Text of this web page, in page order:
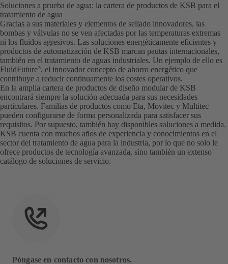
Soluciones a prueba de agua: la cartera de productos de KSB para el
tratamiento de agua
Gracias a sus materiales y elementos de sellado innovadores, las
bombas y válvulas no se ven afectadas por las temperaturas extremas
ni los fluidos agresivos. Las soluciones energéticamente eficientes y
productos de automatización de KSB marcan pautas internacionales,
también en el tratamiento de aguas industriales. Un ejemplo de ello es
FluidFuture® , el innovador concepto de ahorro energético que
contribuye a reducir continuamente los costes operativos.
En la amplia cartera de productos de diseño modular de KSB
encontrará siempre la solución adecuada para sus necesidades
particulares. Familias de productos como Eta, Movitec y Multitec
pueden configurarse de forma personalizada para satisfacer sus
requisitos. Por supuesto, también hay disponibles soluciones a medida.
KSB cuenta con muchos años de experiencia y conocimientos en el
sector del tratamiento de agua para la industria, por lo que no solo le
ofrece productos de tecnología avanzada, sino también un extenso
catálogo de soluciones de servicio.
Póngase en contacto con nosotros.